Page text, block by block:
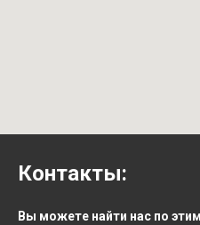
Контакты:
Вы можете найти нас по